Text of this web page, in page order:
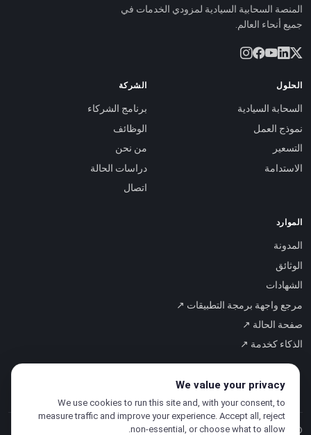
المنصة السحابية السيادية لمزودي الخدمات في
جميع أنحاء العالم.
الحلول
السحابة السيادية
نموذج العمل
التسعير
الاستدامة
الشركة
برنامج الشركاء
الوظائف
من نحن
دراسات الحالة
اتصال
الموارد
المدونة
الوثائق
الشهادات
مرجع واجهة برمجة التطبيقات ↗
صفحة الحالة ↗
الذكاء كخدمة ↗
© 2026 CloudSigma Holding AG. جميع الحقوق محفوظة
We value your privacy
We use cookies to run this site and, with your consent, to
measure traffic and improve your experience. Accept all, reject
non-essential, or choose what to allow.